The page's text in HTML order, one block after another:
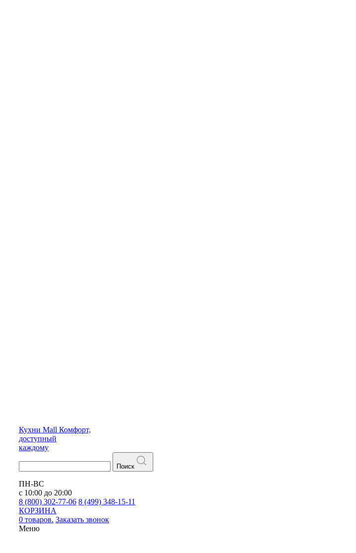
Кухни Mall Комфорт,
доступный
каждому
Поиск
ПН-ВС
с 10:00 до 20:00
8 (800) 302-77-06 8 (499) 348-15-11
КОРЗИНА
0 товаров. Заказать звонок
Меню